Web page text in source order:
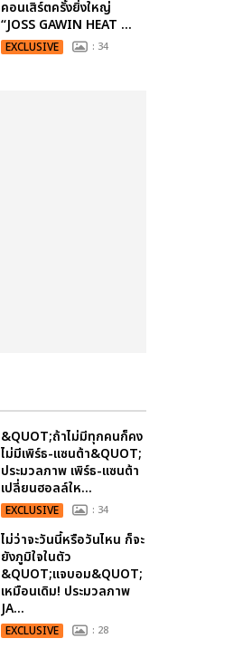
คอนเสิร์ตครั้งยิ่งใหญ่
“JOSS GAWIN HEAT ...
EXCLUSIVE : 34
&QUOT;ถ้าไม่มีทุกคนก็คง
ไม่มีเพิร์ธ-แซนต้า&QUOT;
ประมวลภาพ เพิร์ธ-แซนต้า
เปลี่ยนฮอลล์ให...
EXCLUSIVE : 34
ไม่ว่าจะวันนี้หรือวันไหน ก็จะ
ยังภูมิใจในตัว
&QUOT;แจบอม&QUOT;
เหมือนเดิม! ประมวลภาพ
JA...
EXCLUSIVE : 28